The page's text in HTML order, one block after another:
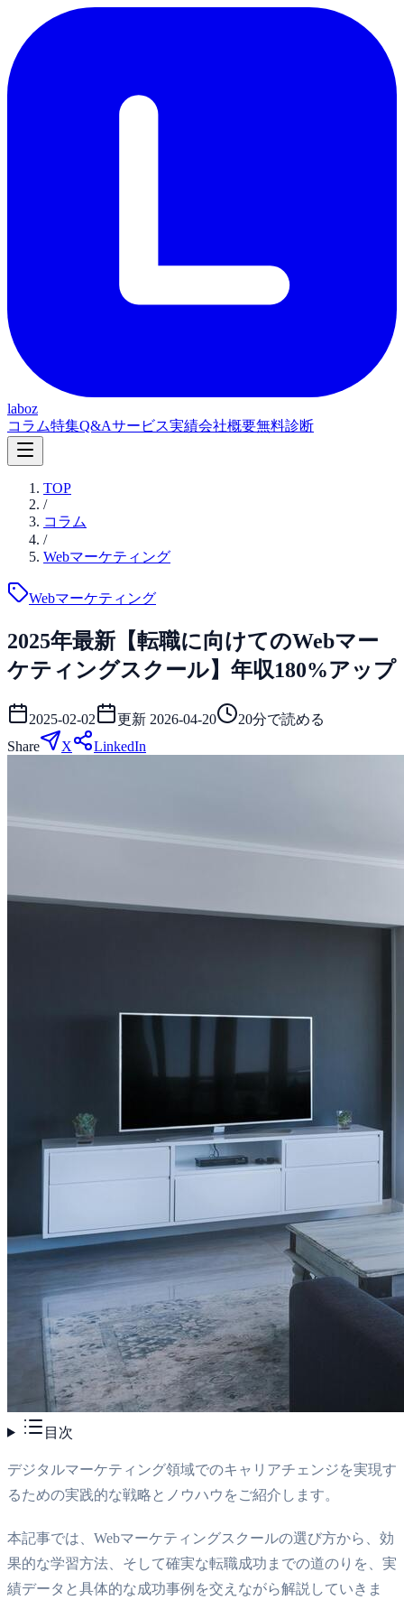
laboz
コラム特集Q&Aサービス実績会社概要無料診断
TOP
/
コラム
/
Webマーケティング
Webマーケティング
2025年最新【転職に向けてのWebマー
ケティングスクール】年収180%アップ
2025-02-02 更新 2026-04-20 20分で読める
Share
X LinkedIn
目次
デジタルマーケティング領域でのキャリアチェンジを実現す
るための実践的な戦略とノウハウをご紹介します。
本記事では、Webマーケティングスクールの選び方から、効
果的な学習方法、そして確実な転職成功までの道のりを、実
績データと具体的な成功事例を交えながら解説していきま